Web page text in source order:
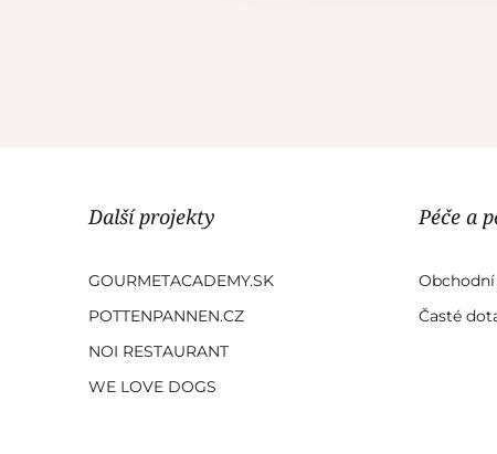
Další projekty
GOURMETACADEMY.SK
POTTENPANNEN.CZ
NOI RESTAURANT
WE LOVE DOGS
Péče a
Časté